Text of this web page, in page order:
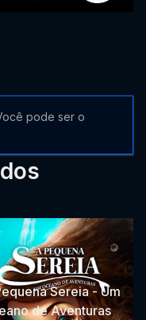
pode ser o
Sereia - Um
de Aventuras